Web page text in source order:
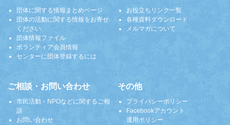
団体に関する情報まとめページ
団体の活動に関する情報をお寄せ
ください
団体情報ファイル
ボランティア会員情報
センターに団体登録するには
お役立ちリンク一覧
各種資料ダウンロード
メルマガについて
ご相談・お問い合わせ
市民活動・NPOなどに関するご相
談
お問い合わせ
その他
プライバシーポリシー
Facebookアカウント
運用ポリシー